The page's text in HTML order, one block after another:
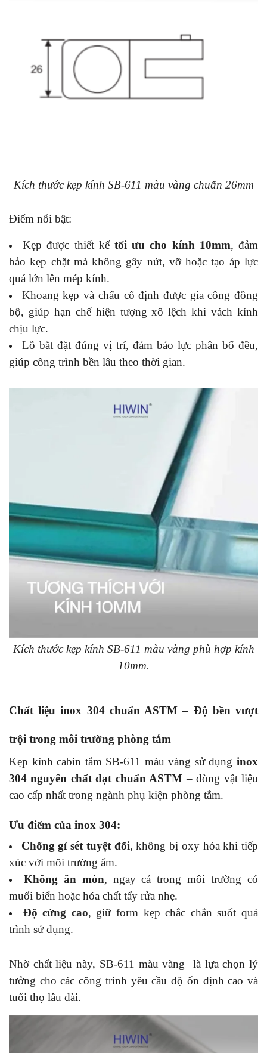
Kích thước kẹp kính SB-611 màu vàng chuẩn 26mm
Điểm nổi bật:
Kẹp được thiết kếtối ưu cho kính 10mm, đảm
bảo kẹp chặt mà không gây nứt, vỡ hoặc tạo áp lực
quá lớn lên mép kính.
Khoang kẹp và chấu cố định được gia công đồng
bộ, giúp hạn chế hiện tượng xô lệch khi vách kính
chịu lực.
Lỗ bắt đặt đúng vị trí, đảm bảo lực phân bổ đều,
giúp công trình bền lâu theo thời gian.
Kích thước kẹp kính SB-611 màu vàng phù hợp kính
10mm.
Chất liệu inox 304 chuẩn ASTM – Độ bền vượt
trội trong môi trường phòng tắm
Kẹp kính cabin tắm SB-611 màu vàng sử dụng inox
304 nguyên chất đạt chuẩn ASTM – dòng vật liệu
cao cấp nhất trong ngành phụ kiện phòng tắm.
Ưu điểm của inox 304:
Chống gỉ sét tuyệt đối, không bị oxy hóa khi tiếp
xúc với môi trường ẩm.
Không ăn mòn, ngay cả trong môi trường có
muối biển hoặc hóa chất tẩy rửa nhẹ.
Độ cứng cao, giữ form kẹp chắc chắn suốt quá
trình sử dụng.
Nhờ chất liệu này, SB-611 màu vàng là lựa chọn lý
tưởng cho các công trình yêu cầu độ ổn định cao và
tuổi thọ lâu dài.